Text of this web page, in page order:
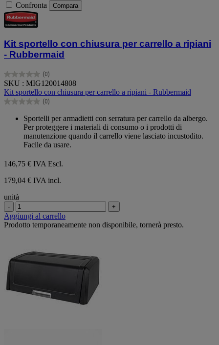
Confronta Compara
Kit sportello con chiusura per carrello a ripiani
- Rubbermaid
(0)
0.0
su
5
stelle.
SKU : MIG120014808
Kit sportello con chiusura per carrello a ripiani - Rubbermaid
(0)
0.0
Sportelli per armadietti con serratura per carrello da albergo.
Per proteggere i materiali di consumo o i prodotti di
manutenzione quando il carrello viene lasciato incustodito.
Facile da usare.
146,75 € IVA Escl.
179,04 € IVA incl.
unità
- +
Aggiungi al carrello
Prodotto temporaneamente non disponibile, tornerà presto.